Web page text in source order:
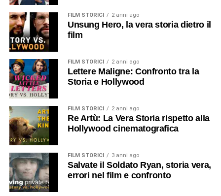
FILM STORICI 2 anni ago
Unsung Hero, la vera storia dietro il
film
FILM STORICI 2 anni ago
Lettere Maligne: Confronto tra la
Storia e Hollywood
FILM STORICI 2 anni ago
Re Artù: La Vera Storia rispetto alla
Hollywood cinematografica
FILM STORICI 3 anni ago
Salvate il Soldato Ryan, storia vera,
errori nel film e confronto